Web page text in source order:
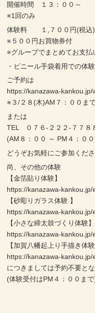
開催時間 １３：００～
※1回のみ
体験料 １,７００円(税込)
※５００円お買物券付
※グループでまとめてお支払
・ビニール手袋着用での体
ご予約は
https://kanazawa-kankou.jp/
※３/２８(木)AM７：００まで
または
TEL ０７６-２２２-７７８
(AM８：００ ～ PM４：０
どうぞお気軽にご参加くださ
尚、その他の体験
【金箔貼り体験】
https://kanazawa-
【砂彫りガラス体験 】
https://kanazawa-
【小さな締太鼓づくり体験】
https://kanazawa-
【加賀八幡起上り手描き体験
https://kanazawa-
につきましては予約不要とな
(体験受付はPM４：００まで